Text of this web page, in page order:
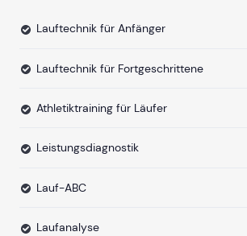
Lauftechnik für Anfänger
Lauftechnik für Fortgeschrittene
Athletiktraining für Läufer
Leistungsdiagnostik
Lauf-ABC
Laufanalyse